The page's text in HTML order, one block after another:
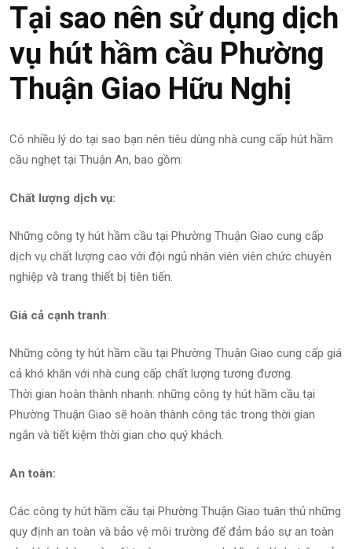
Tại sao nên sử dụng dịch
vụ hút hầm cầu Phường
Thuận Giao Hữu Nghị
Có nhiều lý do tại sao bạn nên tiêu dùng nhà cung cấp hút hầm
cầu nghẹt tại Thuận An, bao gồm:
Chất lượng dịch vụ:
Những công ty hút hầm cầu tại Phường Thuận Giao cung cấp
dịch vụ chất lượng cao với đội ngủ nhân viên viên chức chuyên
nghiệp và trang thiết bị tiên tiến.
Giá cả cạnh tranh:
Những công ty hút hầm cầu tại Phường Thuận Giao cung cấp giá
cả khó khăn với nhà cung cấp chất lượng tương đương.
Thời gian hoàn thành nhanh: những công ty hút hầm cầu tại
Phường Thuận Giao sẽ hoàn thành công tác trong thời gian
ngắn và tiết kiệm thời gian cho quý khách.
An toàn:
Các công ty hút hầm cầu tại Phường Thuận Giao tuân thủ những
quy định an toàn và bảo vệ môi trường để đảm bảo sự an toàn